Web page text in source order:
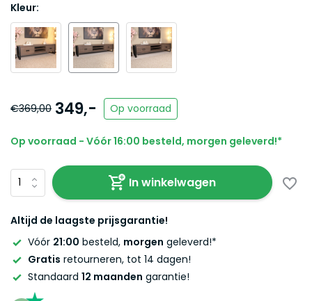
Kleur:
€369,00 349,- Op voorraad
Op voorraad - Vóór 16:00 besteld, morgen geleverd!*
In winkelwagen
Altijd de laagste prijsgarantie!
Vóór 21:00 besteld, morgen geleverd!*
Gratis retourneren, tot 14 dagen!
Standaard 12 maanden garantie!